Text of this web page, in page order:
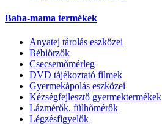
Baba-mama termékek
Anyatej tárolás eszközei
Bébiőrzők
Csecsemőmérleg
DVD tájékoztató filmek
Gyermekápolás eszközei
Kézségfejlesztő gyermektermékek
Lázmérők, fülhőmérők
Légzésfigyelők